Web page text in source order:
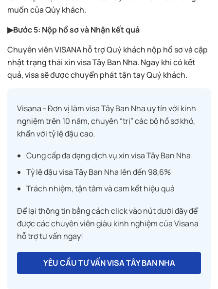
muốn của Qúy khách.
▶Bước 5: Nộp hồ sơ và Nhận kết quả
Chuyên viên VISANA hỗ trợ Quý khách nộp hồ sơ và cập
nhật trạng thái xin visa Tây Ban Nha. Ngay khi có kết
quả, visa sẽ được chuyển phát tận tay Quý khách.
Visana - Đơn vị làm visa Tây Ban Nha uy tín với kinh
nghiệm trên 10 năm, chuyên “trị” các bộ hồ sơ khó,
khẩn với tỷ lệ đậu cao.
Cung cấp đa dạng dịch vụ xin visa Tây Ban Nha
Tỷ lệ đậu visa Tây Ban Nha lên đến 98,6%
Trách nhiệm, tận tâm và cam kết hiệu quả
Để lại thông tin bằng cách click vào nút dưới đây để
được các chuyên viên giàu kinh nghiệm của Visana
hỗ trợ tư vấn ngay!
YÊU CẦU TƯ VẤN VISA TÂY BAN NHA